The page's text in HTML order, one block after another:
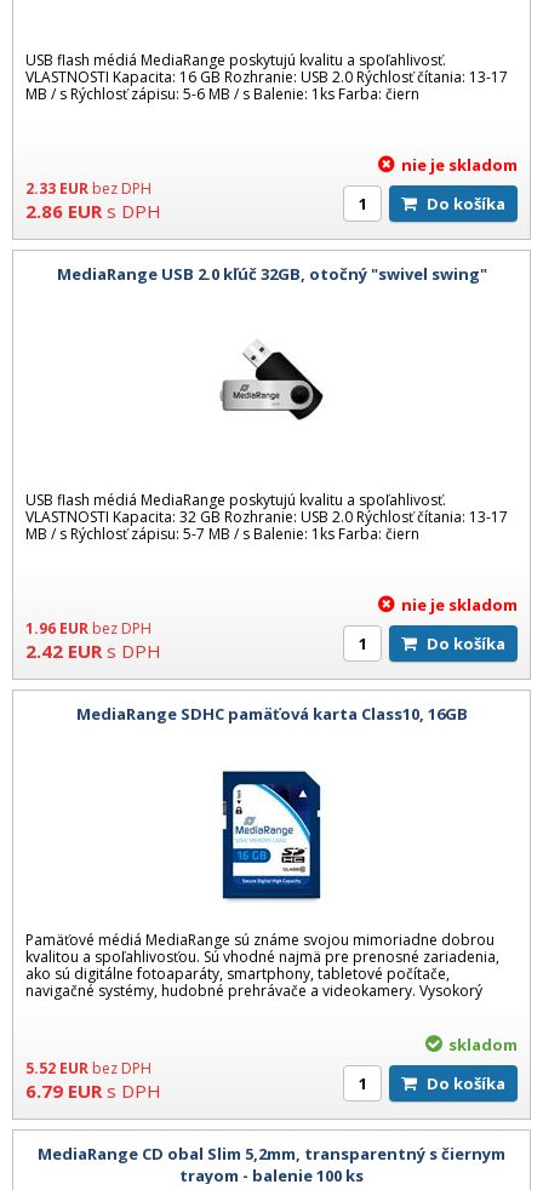
USB flash médiá MediaRange poskytujú kvalitu a spoľahlivosť.
VLASTNOSTI Kapacita: 16 GB Rozhranie: USB 2.0 Rýchlosť čítania: 13-17
MB / s Rýchlosť zápisu: 5-6 MB / s Balenie: 1ks Farba: čiern
2.33 EUR bez DPH
2.86 EUR s DPH
nie je skladom
Do košíka
MediaRange USB 2.0 kľúč 32GB, otočný "swivel swing"
USB flash médiá MediaRange poskytujú kvalitu a spoľahlivosť.
VLASTNOSTI Kapacita: 32 GB Rozhranie: USB 2.0 Rýchlosť čítania: 13-17
MB / s Rýchlosť zápisu: 5-7 MB / s Balenie: 1ks Farba: čiern
1.96 EUR bez DPH
2.42 EUR s DPH
nie je skladom
Do košíka
MediaRange SDHC pamäťová karta Class10, 16GB
Pamäťové médiá MediaRange sú známe svojou mimoriadne dobrou
kvalitou a spoľahlivosťou. Sú vhodné najmä pre prenosné zariadenia,
ako sú digitálne fotoaparáty, smartphony, tabletové počítače,
navigačné systémy, hudobné prehrávače a videokamery. Vysokorý
5.52 EUR bez DPH
6.79 EUR s DPH
skladom
Do košíka
MediaRange CD obal Slim 5,2mm, transparentný s čiernym
trayom - balenie 100 ks